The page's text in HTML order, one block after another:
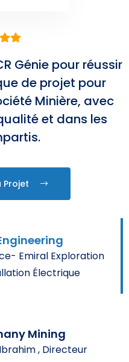
Emiral Exploration
Électrique
Mining
, Directeur
Génie pour réussir
de projet pour
Minière, avec
et dans les
Projet